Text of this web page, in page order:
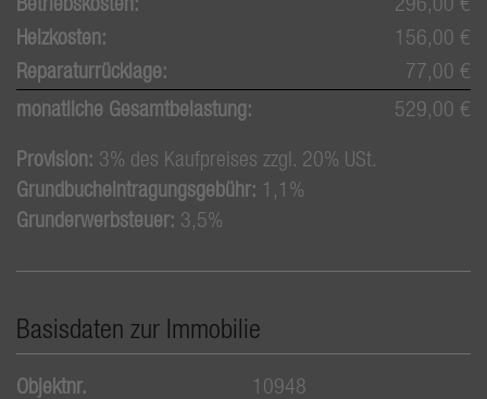
Heizkosten:
156,00 €
Reparaturrücklage:
77,00 €
monatliche Gesamtbelastung:
529,00 €
Provision: 3% des Kaufpreises zzgl. 20% USt.
Grundbucheintragungsgebühr: 1,1%
Grunderwerbsteuer: 3,5%
Basisdaten zur Immobilie
Objektnr.
10948